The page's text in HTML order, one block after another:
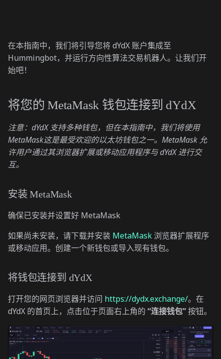
在本指南中，我们将引导您将 dYdX 账户集成至
Hummingbot，并运行方向性算法交易机器人。让我们开
始吧！
将您的 MetaMask 钱包连接到 dYdX
注意：dYdX 支持多种钱包，但在本指南中，我们将使用
MetaMask这是最受欢迎的以太坊钱包之一。MetaMask 允
许用户通过其浏览器扩展或移动应用程序与 dYdX 进行交
互。
安装 MetaMask
确保已安装并设置好 MetaMask
如果尚未安装，请下载并安装 MetaMask 浏览器扩展程序
或移动应用。创建一个新钱包或导入现有钱包。
将钱包连接到 dYdX
打开您的网页浏览器并访问 https://dydx.exchange/。在
dYdX 的首页上，点击位于页面右上角的 “连接钱包”按钮。